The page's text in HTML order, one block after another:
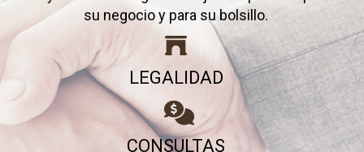
su negocio y para su bolsillo.
LEGALIDAD
CONSULTAS